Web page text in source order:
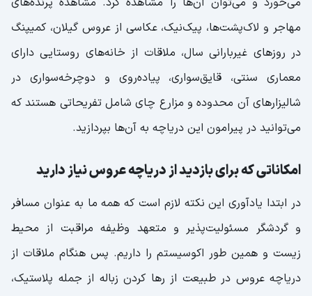
مهاجر و لاک‌پشت‌ها، پیک‌نیک، عکاسی از عروس گیلان، کمیپنگ
در روز‌های غیربارانی سال، ملاقات از خانه‌های روستایی دارای
معماری سنتی، قایق‌سواری، پیاده‌روی و دوچرخه‌سواری در
شالیزار‌های آن محدوده و مزارع چای شامل تفریحاتی هستند که
می‌توانید در پیرامون این دریاچه به آن‌ها بپردازید.
امکاناتی که برای بازدید از دریاچه عروس نیاز دارید
در ابتدا یادآوری این نکته لازم است که همه ما به‌ عنوان مسافر
و گردشگر مسئولیت‌پذیر و متعهد وظیفه مراقبت از محیط
زیست و همین طور اکوسیستم را داریم. پس هنگام ملاقات از
دریاچه عروس در طبیعت از ر‌ها کردن زباله از جمله پلاستیک،